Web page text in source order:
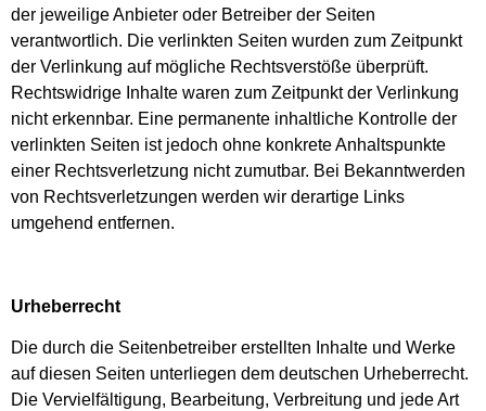
der jeweilige Anbieter oder Betreiber der Seiten
verantwortlich. Die verlinkten Seiten wurden zum Zeitpunkt
der Verlinkung auf mögliche Rechtsverstöße überprüft.
Rechtswidrige Inhalte waren zum Zeitpunkt der Verlinkung
nicht erkennbar. Eine permanente inhaltliche Kontrolle der
verlinkten Seiten ist jedoch ohne konkrete Anhaltspunkte
einer Rechtsverletzung nicht zumutbar. Bei Bekanntwerden
von Rechtsverletzungen werden wir derartige Links
umgehend entfernen.
Urheberrecht
Die durch die Seitenbetreiber erstellten Inhalte und Werke
auf diesen Seiten unterliegen dem deutschen Urheberrecht.
Die Vervielfältigung, Bearbeitung, Verbreitung und jede Art